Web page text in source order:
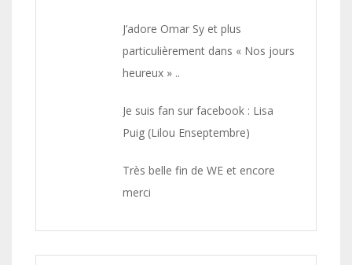
J’adore Omar Sy et plus
particulièrement dans « Nos jours
heureux » ..
Je suis fan sur facebook : Lisa
Puig (Lilou Enseptembre)
Très belle fin de WE et encore
merci